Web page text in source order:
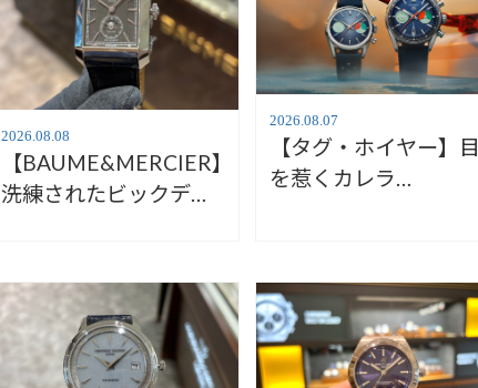
2026.08.08
【BAUME&MERCIER】
洗練されたビックデイ
2026.08.07
【タグ・ホイヤー】目
を惹くカレラ